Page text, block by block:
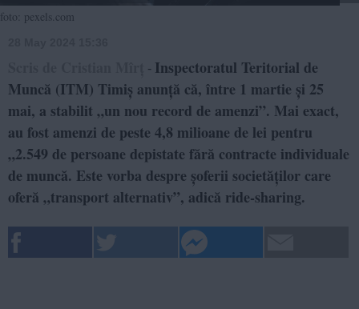
foto: pexels.com
- Inspectoratul Teritorial de
Muncă (ITM) Timiș anunță că, între 1 martie și 25
mai, a stabilit „un nou record de amenzi”. Mai exact,
au fost amenzi de peste 4,8 milioane de lei pentru
„2.549 de persoane depistate fără contracte individuale
de muncă. Este vorba despre șoferii societăților care
oferă „transport alternativ”, adică ride-sharing.